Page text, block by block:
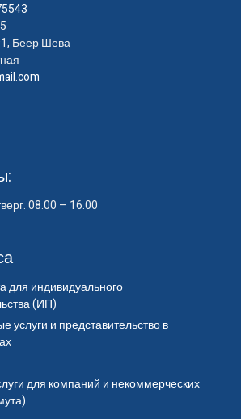
Беер Шева
08:00 – 16:00
для индивидуального
(ИП)
услуги и представительство в
для компаний и некоммерческих